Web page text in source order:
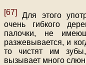
[67]
Для этого
очень гибкого
палочки, не
разжевывается, и
то чистят им
вызывает много